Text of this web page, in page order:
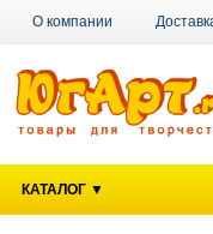
О компании
Наши магазины
КАТАЛОГ ▼